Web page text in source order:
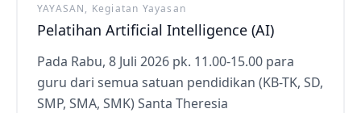
YAYASAN, Kegiatan Yayasan
Pelatihan Artificial Intelligence (AI)
Pada Rabu, 8 Juli 2026 pk. 11.00-15.00 para
guru dari semua satuan pendidikan (KB-TK, SD,
SMP, SMA, SMK) Santa Theresia